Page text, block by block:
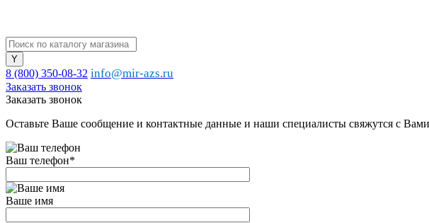
8 (800) 350-08-32 info@mir-azs.ru
Заказать звонок
Заказать звонок
Оставьте Ваше сообщение и контактные данные и наши специалисты свяжутся с
Ваш телефон*
Ваше имя